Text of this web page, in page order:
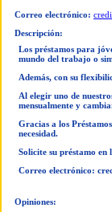
Correo electrónico:
Descripción:
Los préstamos para
mundo del trabajo o
Además, con su
Al elegir uno de
mensualmente y
Gracias a los
necesidad.
Solicite su préstamo en
Correo electrónico:
Opiniones: